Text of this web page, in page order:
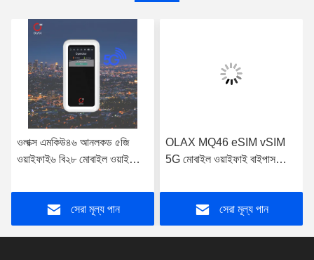
ওলাক্স এমকিউ৪৬ আনলকড ৫জি
ওয়াইফাই৬ বি২৮ মোবাইল ওয়াইফাই
৫জি এলটিই ওয়্যারলেস হটস্পট পকেট
ওয়াইফাই রাউটারসেরা মূল্য পান
OLAX MQ46 eSIM vSIM
5G মোবাইল ওয়াইফাই বাইপাস
এমআইএফআই 5 জি এলটিই
ওয়্যারলেস হটস্পট পকেট ওয়াইফাই
রাউটার
সেরা মূল্য পান